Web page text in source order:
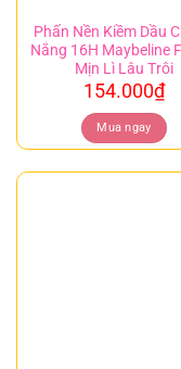
Phấn Nền Kiềm Dầu
Nắng 16H Maybeline
Mịn Lì Lâu Trôi
154.000₫
Mua ngay